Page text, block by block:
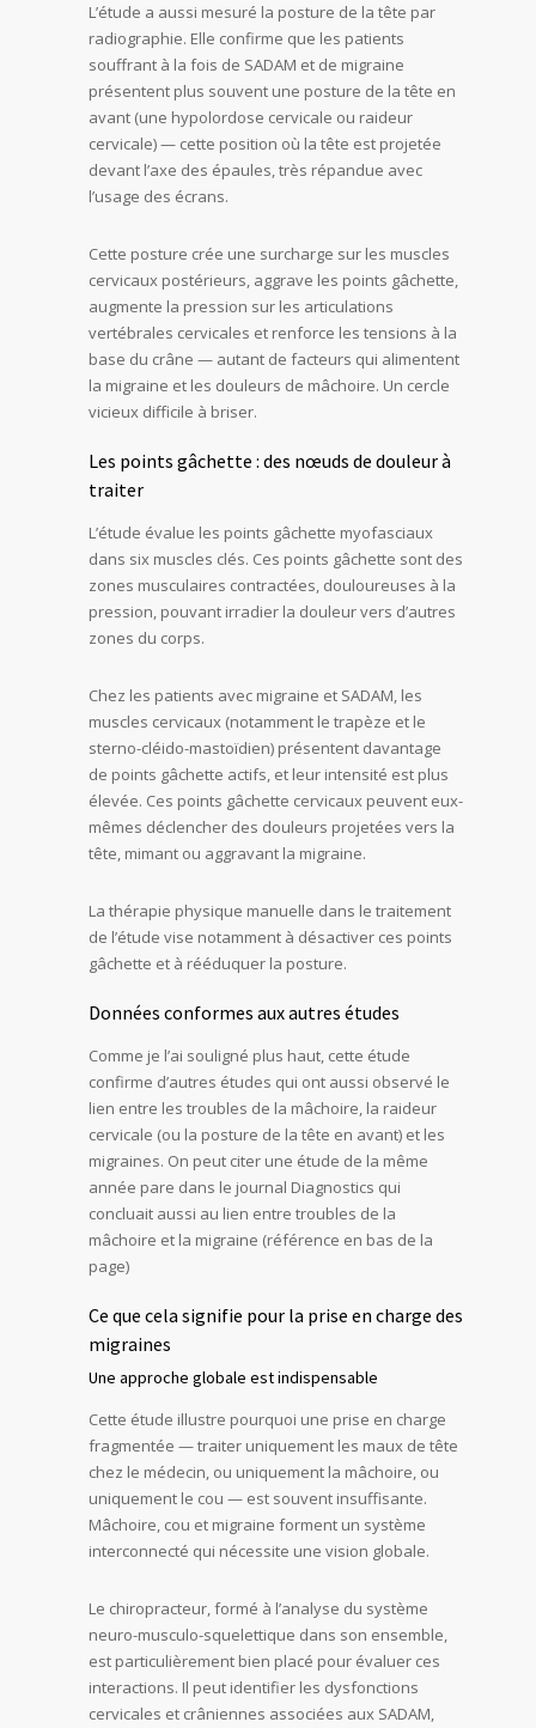
L’étude a aussi mesuré la posture de la tête par
radiographie. Elle confirme que les patients
souffrant à la fois de SADAM et de migraine
présentent plus souvent une posture de la tête en
avant (une hypolordose cervicale ou raideur
cervicale) — cette position où la tête est projetée
devant l’axe des épaules, très répandue avec
l’usage des écrans.
Cette posture crée une surcharge sur les muscles
cervicaux postérieurs, aggrave les points gâchette,
augmente la pression sur les articulations
vertébrales cervicales et renforce les tensions à la
base du crâne — autant de facteurs qui alimentent
la migraine et les douleurs de mâchoire. Un cercle
vicieux difficile à briser.
Les points gâchette : des nœuds de douleur à
traiter
L’étude évalue les points gâchette myofasciaux
dans six muscles clés. Ces points gâchette sont des
zones musculaires contractées, douloureuses à la
pression, pouvant irradier la douleur vers d’autres
zones du corps.
Chez les patients avec migraine et SADAM, les
muscles cervicaux (notamment le trapèze et le
sterno-cléido-mastoïdien) présentent davantage
de points gâchette actifs, et leur intensité est plus
élevée. Ces points gâchette cervicaux peuvent eux-
mêmes déclencher des douleurs projetées vers la
tête, mimant ou aggravant la migraine.
La thérapie physique manuelle dans le traitement
de l’étude vise notamment à désactiver ces points
gâchette et à rééduquer la posture.
Données conformes aux autres études
Comme je l’ai souligné plus haut, cette étude
confirme d’autres études qui ont aussi observé le
lien entre les troubles de la mâchoire, la raideur
cervicale (ou la posture de la tête en avant) et les
migraines. On peut citer une étude de la même
année pare dans le journal Diagnostics qui
concluait aussi au lien entre troubles de la
mâchoire et la migraine (référence en bas de la
page)
Ce que cela signifie pour la prise en charge des
migraines
Une approche globale est indispensable
Cette étude illustre pourquoi une prise en charge
fragmentée — traiter uniquement les maux de tête
chez le médecin, ou uniquement la mâchoire, ou
uniquement le cou — est souvent insuffisante.
Mâchoire, cou et migraine forment un système
interconnecté qui nécessite une vision globale.
Le chiropracteur, formé à l’analyse du système
neuro-musculo-squelettique dans son ensemble,
est particulièrement bien placé pour évaluer ces
interactions. Il peut identifier les dysfonctions
cervicales et crâniennes associées aux SADAM,